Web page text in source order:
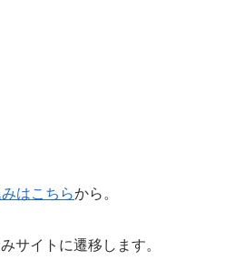
はこちらから。
サイトに遷移します。